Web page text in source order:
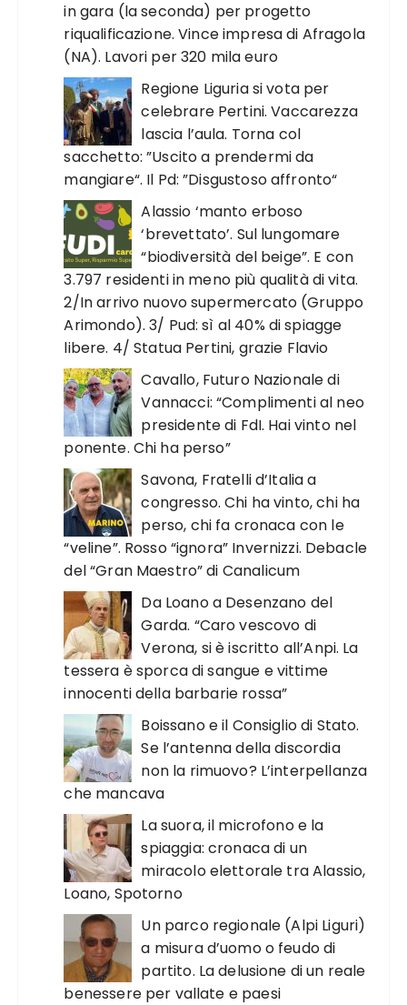
in gara (la seconda) per progetto
riqualificazione. Vince impresa di Afragola
(NA). Lavori per 320 mila euro
Regione Liguria si vota per
celebrare Pertini. Vaccarezza
lascia l’aula. Torna col
sacchetto: ”Uscito a prendermi da
mangiare“. Il Pd: ”Disgustoso affronto“
Alassio ‘manto erboso
‘brevettato’. Sul lungomare
“biodiversità del beige”. E con
3.797 residenti in meno più qualità di vita.
2/In arrivo nuovo supermercato (Gruppo
Arimondo). 3/ Pud: sì al 40% di spiagge
libere. 4/ Statua Pertini, grazie Flavio
Cavallo, Futuro Nazionale di
Vannacci: “Complimenti al neo
presidente di FdI. Hai vinto nel
ponente. Chi ha perso”
Savona, Fratelli d’Italia a
congresso. Chi ha vinto, chi ha
perso, chi fa cronaca con le
“veline”. Rosso “ignora” Invernizzi. Debacle
del “Gran Maestro” di Canalicum
Da Loano a Desenzano del
Garda. “Caro vescovo di
Verona, si è iscritto all’Anpi. La
tessera è sporca di sangue e vittime
innocenti della barbarie rossa”
Boissano e il Consiglio di Stato.
Se l’antenna della discordia
non la rimuovo? L’interpellanza
che mancava
La suora, il microfono e la
spiaggia: cronaca di un
miracolo elettorale tra Alassio,
Loano, Spotorno
Un parco regionale (Alpi Liguri)
a misura d’uomo o feudo di
partito. La delusione di un reale
benessere per vallate e paesi